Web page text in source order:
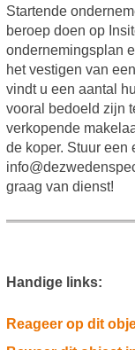
Startende
beroep doen op
ondernemingsplan
het vestigen van
vindt u een aantal
vooral bedoeld zijn
verkopende
de koper. Stuur een
graag van dienst!
Handige links:
Reageer op dit